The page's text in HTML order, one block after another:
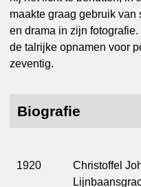
maakte graag gebruik
en drama in zijn
de talrijke opnamen voor
zeventig.
Biografie
1920
Christoffel